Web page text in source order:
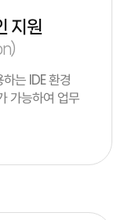
지원
는 IDE 환경
가능하여 업무